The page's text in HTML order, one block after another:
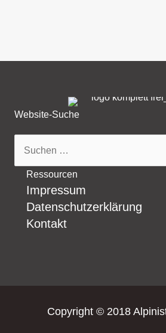
Website-Suche
Ressourcen
Impressum
Datenschutzerklärung
Kontakt
Copyright © 2018